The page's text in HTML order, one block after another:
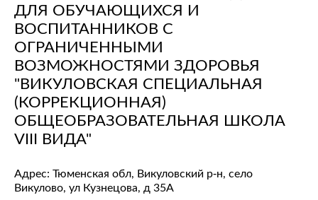
ДЛЯ ОБУЧАЮЩИХСЯ И
ВОСПИТАННИКОВ С
ОГРАНИЧЕННЫМИ
ВОЗМОЖНОСТЯМИ ЗДОРОВЬЯ
"ВИКУЛОВСКАЯ СПЕЦИАЛЬНАЯ
(КОРРЕКЦИОННАЯ)
ОБЩЕОБРАЗОВАТЕЛЬНАЯ ШКОЛА
VIII ВИДА"
Адрес: Тюменская обл, Викуловский р-н, село
Викулово, ул Кузнецова, д 35А